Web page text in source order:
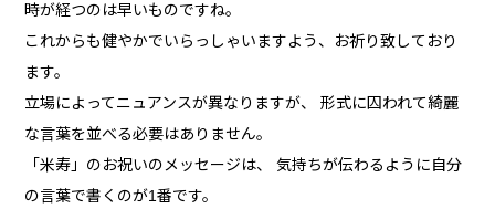
時が経つのは早いものですね。
これからも健やかでいらっしゃいますよう、お祈り致しており
ます。
立場によってニュアンスが異なりますが、 形式に囚われて綺麗
な言葉を並べる必要はありません。
「米寿」のお祝いのメッセージは、 気持ちが伝わるように自分
の言葉で書くのが1番です。